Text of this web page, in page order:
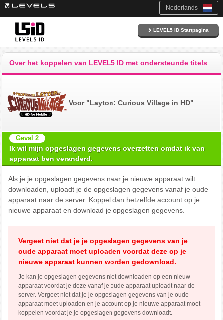
Nederlands
LEVEL5 ID Startpagina
Over het koppelen van LEVEL5 ID met ondersteunde titels
Voor "Layton: Curious Village in HD"
Geval 2
Ik wil mijn opgeslagen gegevens overzetten omdat ik van
apparaat ben veranderd.
Als je je opgeslagen gegevens naar je nieuwe apparaat wilt
downloaden, uploadt je de opgeslagen gegevens vanaf je oude
apparaat naar de server. Koppel dan hetzelfde account op je
nieuwe apparaat en download je opgeslagen gegevens.
Vergeet niet dat je je opgeslagen gegevens van je
oude apparaat moet uploaden voordat deze op je
nieuwe apparaat kunnen worden gedownload.
Je kan je opgeslagen gegevens niet downloaden op een nieuw
apparaat voordat je deze vanaf je oude apparaat uploadt naar de
server. Vergeet niet dat je je opgeslagen gegevens van je oude
apparaat moet uploaden en je account op je nieuwe apparaat moet
koppelen voordat je je opgeslagen gegevens downloadt.